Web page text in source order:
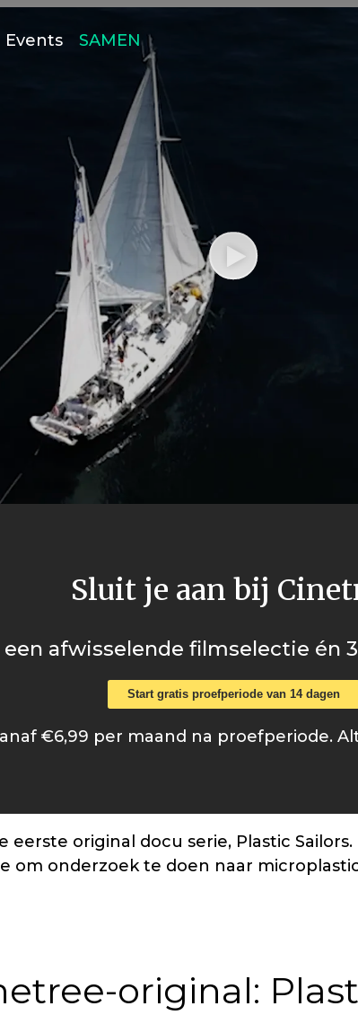
Events SAMEN
Sluit je aan bij
afwisselende filmselectie én
Start gratis proefperiode van 14 dagen
€6,99 per maand na proefperiode.
original docu serie, Plastic
om onderzoek te doen naar
original: